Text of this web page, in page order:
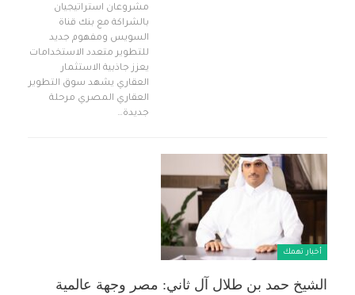
مشروعان استراتيجيان
بالشراكة مع بنك قناة
السويس ومفهوم جديد
للتطوير متعدد الاستخدامات
يعزز جاذبية الاستثمار
العقاري يشهد سوق التطوير
العقاري المصري مرحلة
جديدة…
أخبار تهمك
الشيخ حمد بن طلال آل ثاني: مصر وجهة عالمية